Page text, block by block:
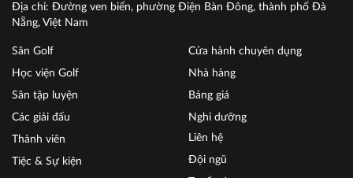
Địa chỉ: Đường ven biển, phường Điện Bàn Đông, thành phố Đà
Nẵng, Việt Nam
Sân Golf
Học viện Golf
Sân tập luyện
Các giải đấu
Thành viên
Cửa hành chuyên dụng
Nhà hàng
Bảng giá
Nghỉ dưỡng
Tiệc & Sự kiện
Liên hệ
Đội ngũ